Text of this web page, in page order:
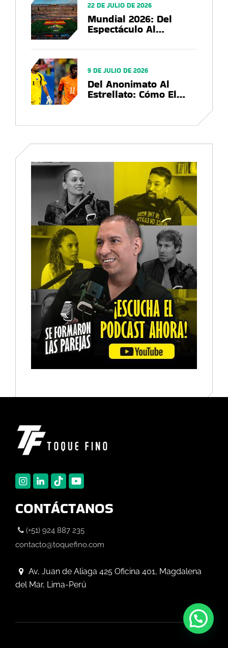
Mundial 2026: Del
Espectáculo Al
Que Deja La Copa Del
22 DE JULIO DE 2026
Del Anonimato Al
Estrellato: Cómo El
En Marcas Globales
9 DE JULIO DE 2026
CONTÁCTANOS
(+51) 924 887 235
contacto@toquefino.com
Av, Juan de Aliaga 425 Oficina 401, Magdalena
del Mar, Lima-Perú